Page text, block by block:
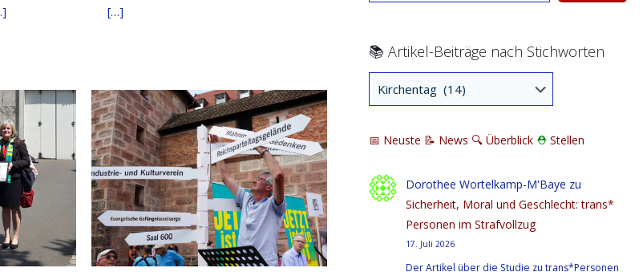
[…]
📚 Artikel-Beiträge nach Stichworten
📅 Neuste 📝 News 🔍 Überblick ⛑ Stellen
Dorothee Wortelkamp-M'Baye zu
Sicherheit, Moral und Geschlecht: trans*
Personen im Strafvollzug
17. Juli 2026
Der Artikel über die Studie zu trans*Personen